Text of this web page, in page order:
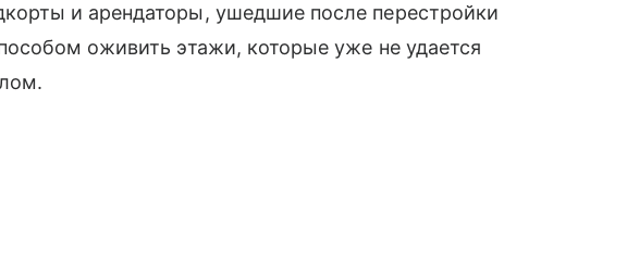
и арендаторы, ушедшие после перестройки
оживить этажи, которые уже не удается